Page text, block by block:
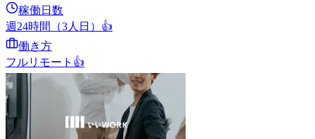
稼働日数
週24時間（3人日） 👍
働き方
フルリモート 👍